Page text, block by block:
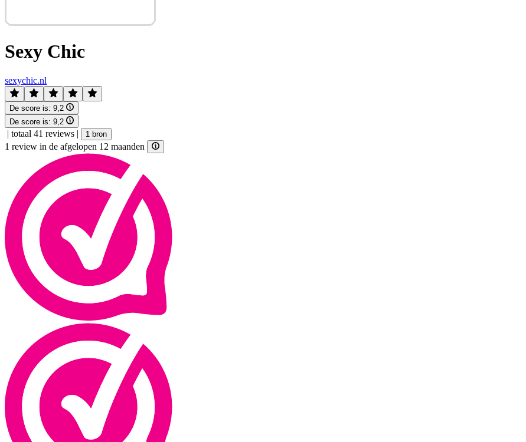
Sexy Chic
sexychic.nl
De score is: 9,2
De score is: 9,2
| totaal 41 reviews | 1 bron
1 review in de afgelopen 12 maanden